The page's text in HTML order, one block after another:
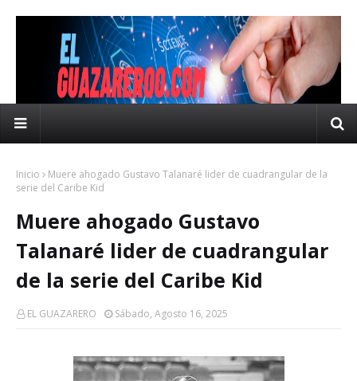
Inicio
Muere ahogado Gustavo Talanaré lider de cuadrangular de la
serie del Caribe Kid
Muere ahogado Gustavo
Talanaré lider de cuadrangular
de la serie del Caribe Kid
EL GUAZARERO Sábado, Agosto 16, 2025